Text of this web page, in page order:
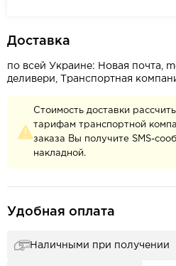
Доставка
по всей Украине: Новая почта,
деливери, Транспортная
Стоимость доставки
тарифам транспортной
заказа Вы получите SMS-
накладной.
Удобная оплата
Наличными при получении